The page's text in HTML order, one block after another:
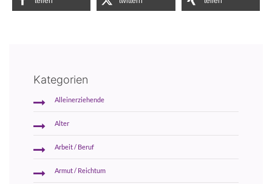
Kategorien
Alleinerziehende
Alter
Arbeit / Beruf
Armut / Reichtum